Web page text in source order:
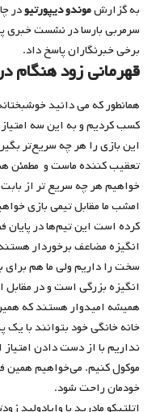
به گزارشموندو دیپورتیودر
سرمربی بارسا در نشست خبری
برخی خبرنگاران پاسخ داد.
قهرمانی زود هنگام در
همانطور که می دانید
کسب کردیم و به این سه امتیاز
این بازی را هر چه سریع‌تر
تعقیب کننده ماست و مطمئن
خواهیم هر چه سریع تر از
امشب ما مقابل تیمی بازی
کرده است این تیم‌ها در
انگیزه مضاعف برخوردار
سخت را داریم ولی ما هم برای
انگیزه بزرگی است و در
همیشه امیدوار هستند که
خانه خانگی خود بتوانند با
نداریم با از دست دادن امتیاز
موکول کنیم. می‌خواهیم همین
خودمان راحت شود.